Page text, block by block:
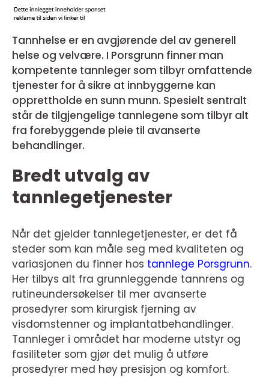
Tannhelse er en avgjørende del av generell
helse og velvære. I Porsgrunn finner man
kompetente tannleger som tilbyr omfattende
tjenester for å sikre at innbyggerne kan
opprettholde en sunn munn. Spesielt sentralt
står de tilgjengelige tannlegene som tilbyr alt
fra forebyggende pleie til avanserte
behandlinger.
Bredt utvalg av
tannlegetjenester
Når det gjelder tannlegetjenester, er det få
steder som kan måle seg med kvaliteten og
variasjonen du finner hos tannlege Porsgrunn.
Her tilbys alt fra grunnleggende tannrens og
rutineundersøkelser til mer avanserte
prosedyrer som kirurgisk fjerning av
visdomstenner og implantatbehandlinger.
Tannleger i området har moderne utstyr og
fasiliteter som gjør det mulig å utføre
prosedyrer med høy presisjon og komfort.